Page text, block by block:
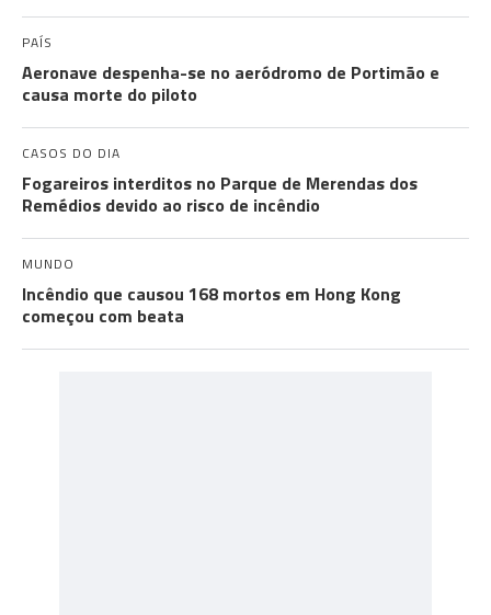
PAÍS
Aeronave despenha-se no aeródromo de Portimão e
causa morte do piloto
CASOS DO DIA
Fogareiros interditos no Parque de Merendas dos
Remédios devido ao risco de incêndio
MUNDO
Incêndio que causou 168 mortos em Hong Kong
começou com beata